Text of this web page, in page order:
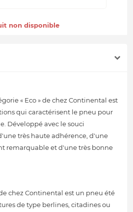
non disponible
« Eco » de chez Continental est
qui caractérisent le pneu pour
Développé avec le souci
très haute adhérence, d'une
remarquable et d'une très bonne
chez Continental est un pneu été
de type berlines, citadines ou